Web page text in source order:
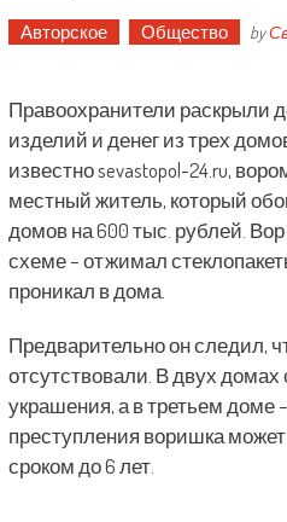
Авторское Общество by
Правоохранители раскрыли
изделий и денег из трех
известно sevastopol-24.ru,
местный житель, который
домов на 600 тыс. рублей.
схеме – отжимал
проникал в дома.
Предварительно он следил,
отсутствовали. В двух
украшения, а в третьем доме
преступления воришка
сроком до 6 лет.